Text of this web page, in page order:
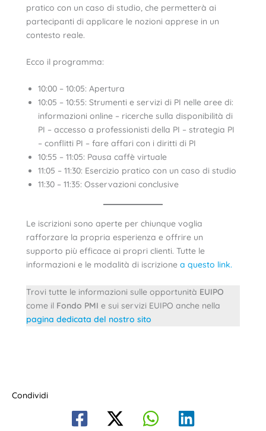
pratico con un caso di studio, che permetterà ai
partecipanti di applicare le nozioni apprese in un
contesto reale.
Ecco il programma:
10:00 – 10:05: Apertura
10:05 – 10:55: Strumenti e servizi di PI nelle aree di:
informazioni online – ricerche sulla disponibilità di
PI – accesso a professionisti della PI – strategia PI
– conflitti PI – fare affari con i diritti di PI
10:55 – 11:05: Pausa caffè virtuale
11:05 – 11:30: Esercizio pratico con un caso di studio
11:30 – 11:35: Osservazioni conclusive
Le iscrizioni sono aperte per chiunque voglia
rafforzare la propria esperienza e offrire un
supporto più efficace ai propri clienti. Tutte le
informazioni e le modalità di iscrizione a questo link.
Trovi tutte le informazioni sulle opportunità EUIPO
come il Fondo PMI e sui servizi EUIPO anche nella
pagina dedicata del nostro sito
Condividi